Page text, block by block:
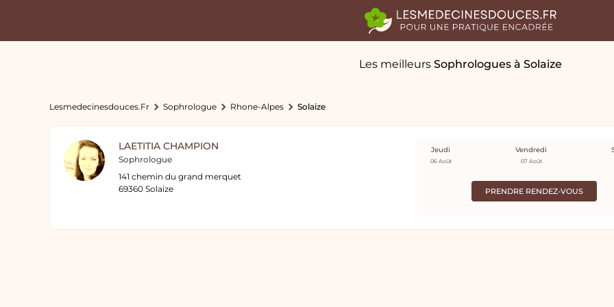
Les meilleurs Sophrologues à Solaize
Lesmedecinesdouces.fr Sophrologue Rhone-Alpes Solaize
LAETITIA CHAMPION
Sophrologue
141 chemin du grand merquet
69360 Solaize
PRENDRE RENDEZ-VOUS
Jeudi
06 Août
Vendredi
07 Août